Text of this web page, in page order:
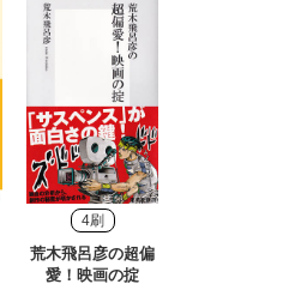
4刷
荒木飛呂彦の超偏
愛！映画の掟